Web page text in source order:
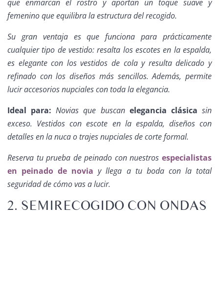
que enmarcan el rostro y aportan un toque suave y
femenino que equilibra la estructura del recogido.
Su gran ventaja es que funciona para prácticamente
cualquier tipo de vestido: resalta los escotes en la espalda,
es elegante con los vestidos de cola y resulta delicado y
refinado con los diseños más sencillos. Además, permite
lucir accesorios nupciales con toda la elegancia.
Ideal para: Novias que buscan elegancia clásica sin
exceso. Vestidos con escote en la espalda, diseños con
detalles en la nuca o trajes nupciales de corte formal.
Reserva tu prueba de peinado con nuestros especialistas
en peinado de novia y llega a tu boda con la total
seguridad de cómo vas a lucir.
2. SEMIRECOGIDO CON ONDAS